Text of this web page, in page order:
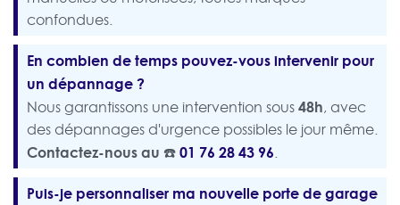
confondues.
En combien de temps pouvez-vous intervenir pour
un dépannage ?
Nous garantissons une intervention sous48h, avec
des dépannages d'urgence possibles le jour même.
Contactez-nous au ☎️01 76 28 43 96.
Puis-je personnaliser ma nouvelle porte de garage